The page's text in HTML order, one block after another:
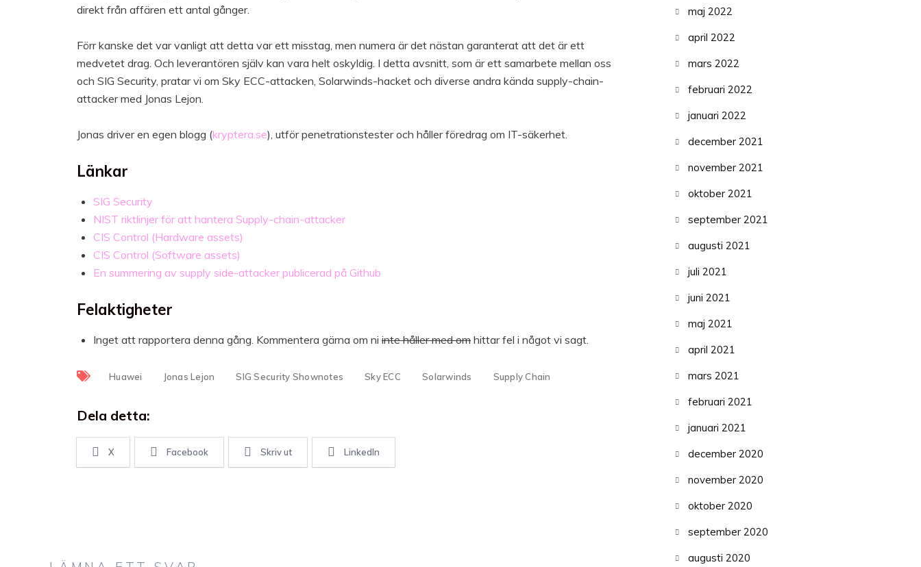
direkt från affären ett antal gånger.
Förr kanske det var vanligt att detta var ett misstag, men numera är det nästan garanterat att det är ett
medvetet drag. Och leverantören själv kan vara helt oskyldig. I detta avsnitt, som är ett samarbete mellan oss
och SIG Security, pratar vi om Sky ECC-attacken, Solarwinds-hacket och diverse andra kända supply-chain-
attacker med Jonas Lejon.
Jonas driver en egen blogg (kryptera.se), utför penetrationstester och håller föredrag om IT-säkerhet.
Länkar
SIG Security
NIST riktlinjer för att hantera Supply-chain-attacker
CIS Control (Hardware assets)
CIS Control (Software assets)
En summering av supply side-attacker publicerad på Github
Felaktigheter
Inget att rapportera denna gång. Kommentera gärna om ni inte håller med om hittar fel i något vi sagt.
Huawei Jonas Lejon SIG Security Shownotes Sky ECC Solarwinds Supply Chain
Dela detta:
X Facebook Skriv ut LinkedIn
maj 2022
april 2022
mars 2022
februari 2022
januari 2022
december 2021
november 2021
oktober 2021
september 2021
augusti 2021
juli 2021
juni 2021
maj 2021
april 2021
mars 2021
februari 2021
januari 2021
december 2020
november 2020
oktober 2020
september 2020
augusti 2020